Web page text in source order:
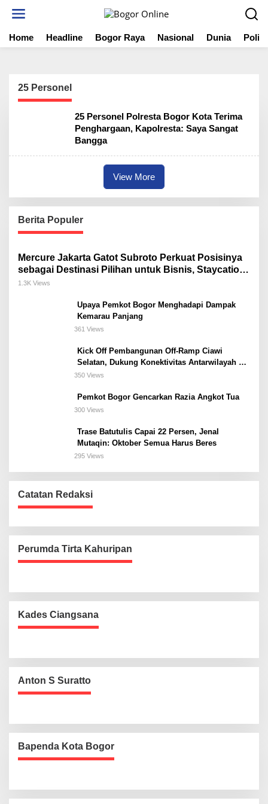
t
Home Headline Bogor Raya Nasional Dunia
25 Personel
25 Personel Polresta Bogor Kota Terima
Penghargaan, Kapolresta: Saya Sangat
Bangga
View More
Berita Populer
Mercure Jakarta Gatot Subroto Perkuat Posisinya
sebagai Destinasi Pilihan untuk Bisnis, Staycation,
Meeting, dan Kuliner di Jakarta Selatan
1.3K Views
Upaya Pemkot Bogor Menghadapi Dampak
Kemarau Panjang
361 Views
Kick Off Pembangunan Off-Ramp Ciawi
Selatan, Dukung Konektivitas Antarwilayah di
Bogor Selatan
350 Views
Pemkot Bogor Gencarkan Razia Angkot Tua
300 Views
Trase Batutulis Capai 22 Persen, Jenal
Mutaqin: Oktober Semua Harus Beres
295 Views
Catatan Redaksi
Perumda Tirta Kahuripan
Kades Ciangsana
Anton S Suratto
Bapenda Kota Bogor